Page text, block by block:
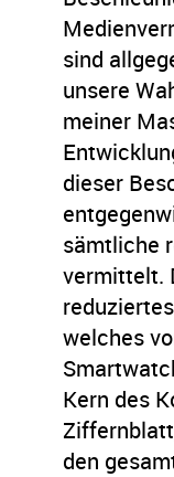
sind
unsere
meiner
dieser
sämtliche
vermittelt.
welches
Kern des
den